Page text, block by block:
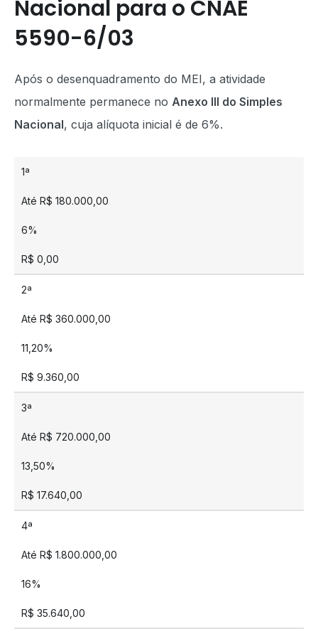
Nacional para o CNAE
5590-6/03
Após o desenquadramento do MEI, a atividade
normalmente permanece no Anexo III do Simples
Nacional, cuja alíquota inicial é de 6%.
1ª
Até R$ 180.000,00
6%
R$ 0,00
2ª
Até R$ 360.000,00
11,20%
R$ 9.360,00
3ª
Até R$ 720.000,00
13,50%
R$ 17.640,00
4ª
Até R$ 1.800.000,00
16%
R$ 35.640,00